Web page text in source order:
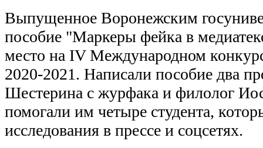
Выпущенное Воронежским
пособие "Маркеры фейка в
место на IV Международном
2020-2021. Написали пособие два
Шестерина с журфака и филолог
помогали им четыре студента,
исследования в прессе и соцсетях.